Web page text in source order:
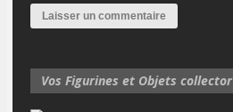
Vos Figurines et Objets collector